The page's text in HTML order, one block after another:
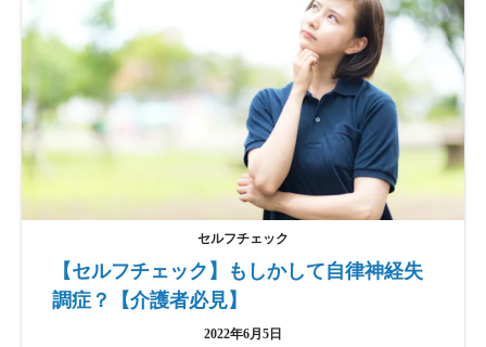
セルフチェック
【セルフチェック】もしかして自律神経失
調症？【介護者必見】
2022年6月5日